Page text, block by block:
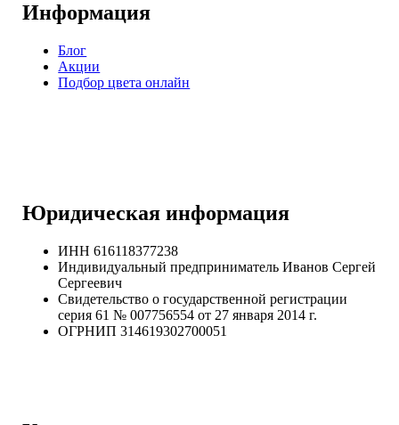
Информация
Блог
Акции
Подбор цвета онлайн
Юридическая информация
ИНН 616118377238
Индивидуальный предприниматель Иванов Сергей
Сергеевич
Свидетельство о государственной регистрации
серия 61 № 007756554 от 27 января 2014 г.
ОГРНИП314619302700051